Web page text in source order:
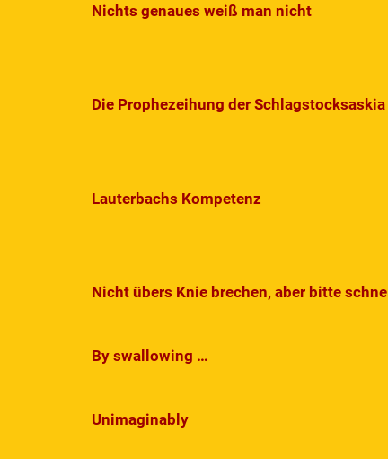
Nichts genaues weiß man nicht
Die Prophezeihung der Schlagstocksaskia
Lauterbachs Kompetenz
Nicht übers Knie brechen, aber bitte schnell
By swallowing …
Unimaginably